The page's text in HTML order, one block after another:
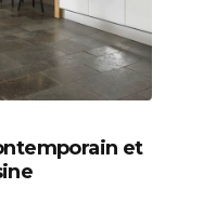
et